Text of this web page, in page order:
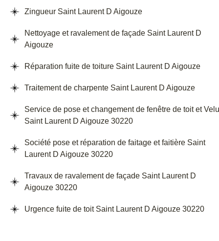
Zingueur Saint Laurent D Aigouze
Nettoyage et ravalement de façade Saint Laurent D
Aigouze
Réparation fuite de toiture Saint Laurent D Aigouze
Traitement de charpente Saint Laurent D Aigouze
Service de pose et changement de fenêtre de toit et
Saint Laurent D Aigouze 30220
Société pose et réparation de faitage et faitière Saint
Laurent D Aigouze 30220
Travaux de ravalement de façade Saint Laurent D
Aigouze 30220
Urgence fuite de toit Saint Laurent D Aigouze 30220